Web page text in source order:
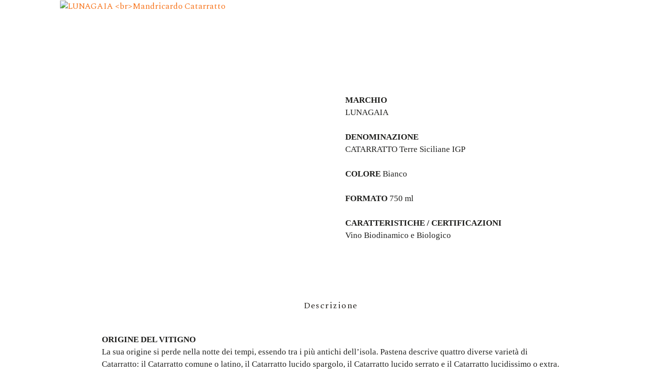
Le Etichette Facilmente Separabili Dalle Bottiglie
LUNAGAIA
DENOMINAZIONE
CATARRATTO Terre Siciliane IGP
COLORE Bianco
FORMATO 750 ml
CARATTERISTICHE / CERTIFICAZIONI
Vino Biodinamico e Biologico
Descrizione
ORIGINE DEL VITIGNO
La sua origine si perde nella notte dei tempi, essendo tra i più antichi dell’isola. Pastena descrive quattro diverse varietà di
Catarratto: il Catarratto comune o latino, il Catarratto lucido spargolo, il Catarratto lucido serrato e il Catarratto lucidissimo o extra.